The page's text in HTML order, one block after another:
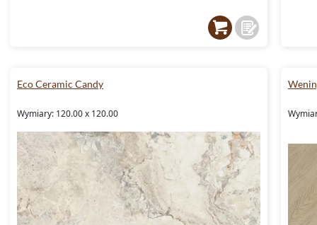
Eco Ceramic Candy
Wymiary: 120.00 x 120.00